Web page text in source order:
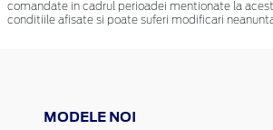
comandate in cadrul perioadei mentionate la
conditiile afisate si poate suferi modificari
MODELE NOI